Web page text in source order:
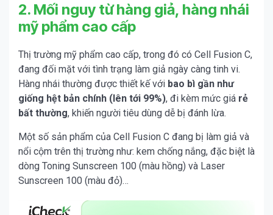
2. Mối nguy từ hàng giả, hàng nhái
mỹ phẩm cao cấp
Thị trường mỹ phẩm cao cấp, trong đó có Cell Fusion C,
đang đối mặt với tình trạng làm giả ngày càng tinh vi.
Hàng nhái thường được thiết kế với bao bì gần như
giống hệt bản chính (lên tới 99%), đi kèm mức giá rẻ
bất thường, khiến người tiêu dùng dễ bị đánh lừa.
Một số sản phẩm của Cell Fusion C đang bị làm giả và
nổi cộm trên thị trường như: kem chống nắng, đặc biệt là
dòng Toning Sunscreen 100 (màu hồng) và Laser
Sunscreen 100 (màu đỏ)…